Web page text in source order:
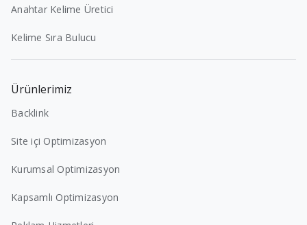
Anahtar Kelime Üretici
Kelime Sıra Bulucu
Ürünlerimiz
Backlink
Site içi Optimizasyon
Kurumsal Optimizasyon
Kapsamlı Optimizasyon